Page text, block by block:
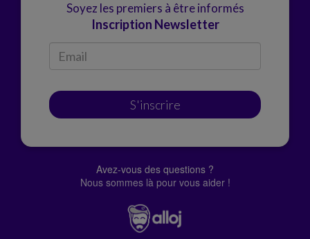
Soyez les premiers à être informés
Inscription Newsletter
S'inscrire
Avez-vous des questions ?
Nous sommes là pour vous aider !